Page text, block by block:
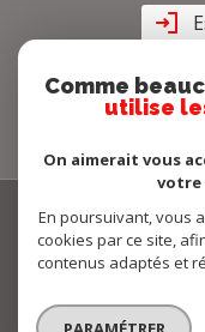
© 2026 | Tous
Plan du site- Mentions
un seul
Comme
utilise
On aimerait vous
votre
En poursuivant, vous
cookies par ce site,
contenus adaptés et